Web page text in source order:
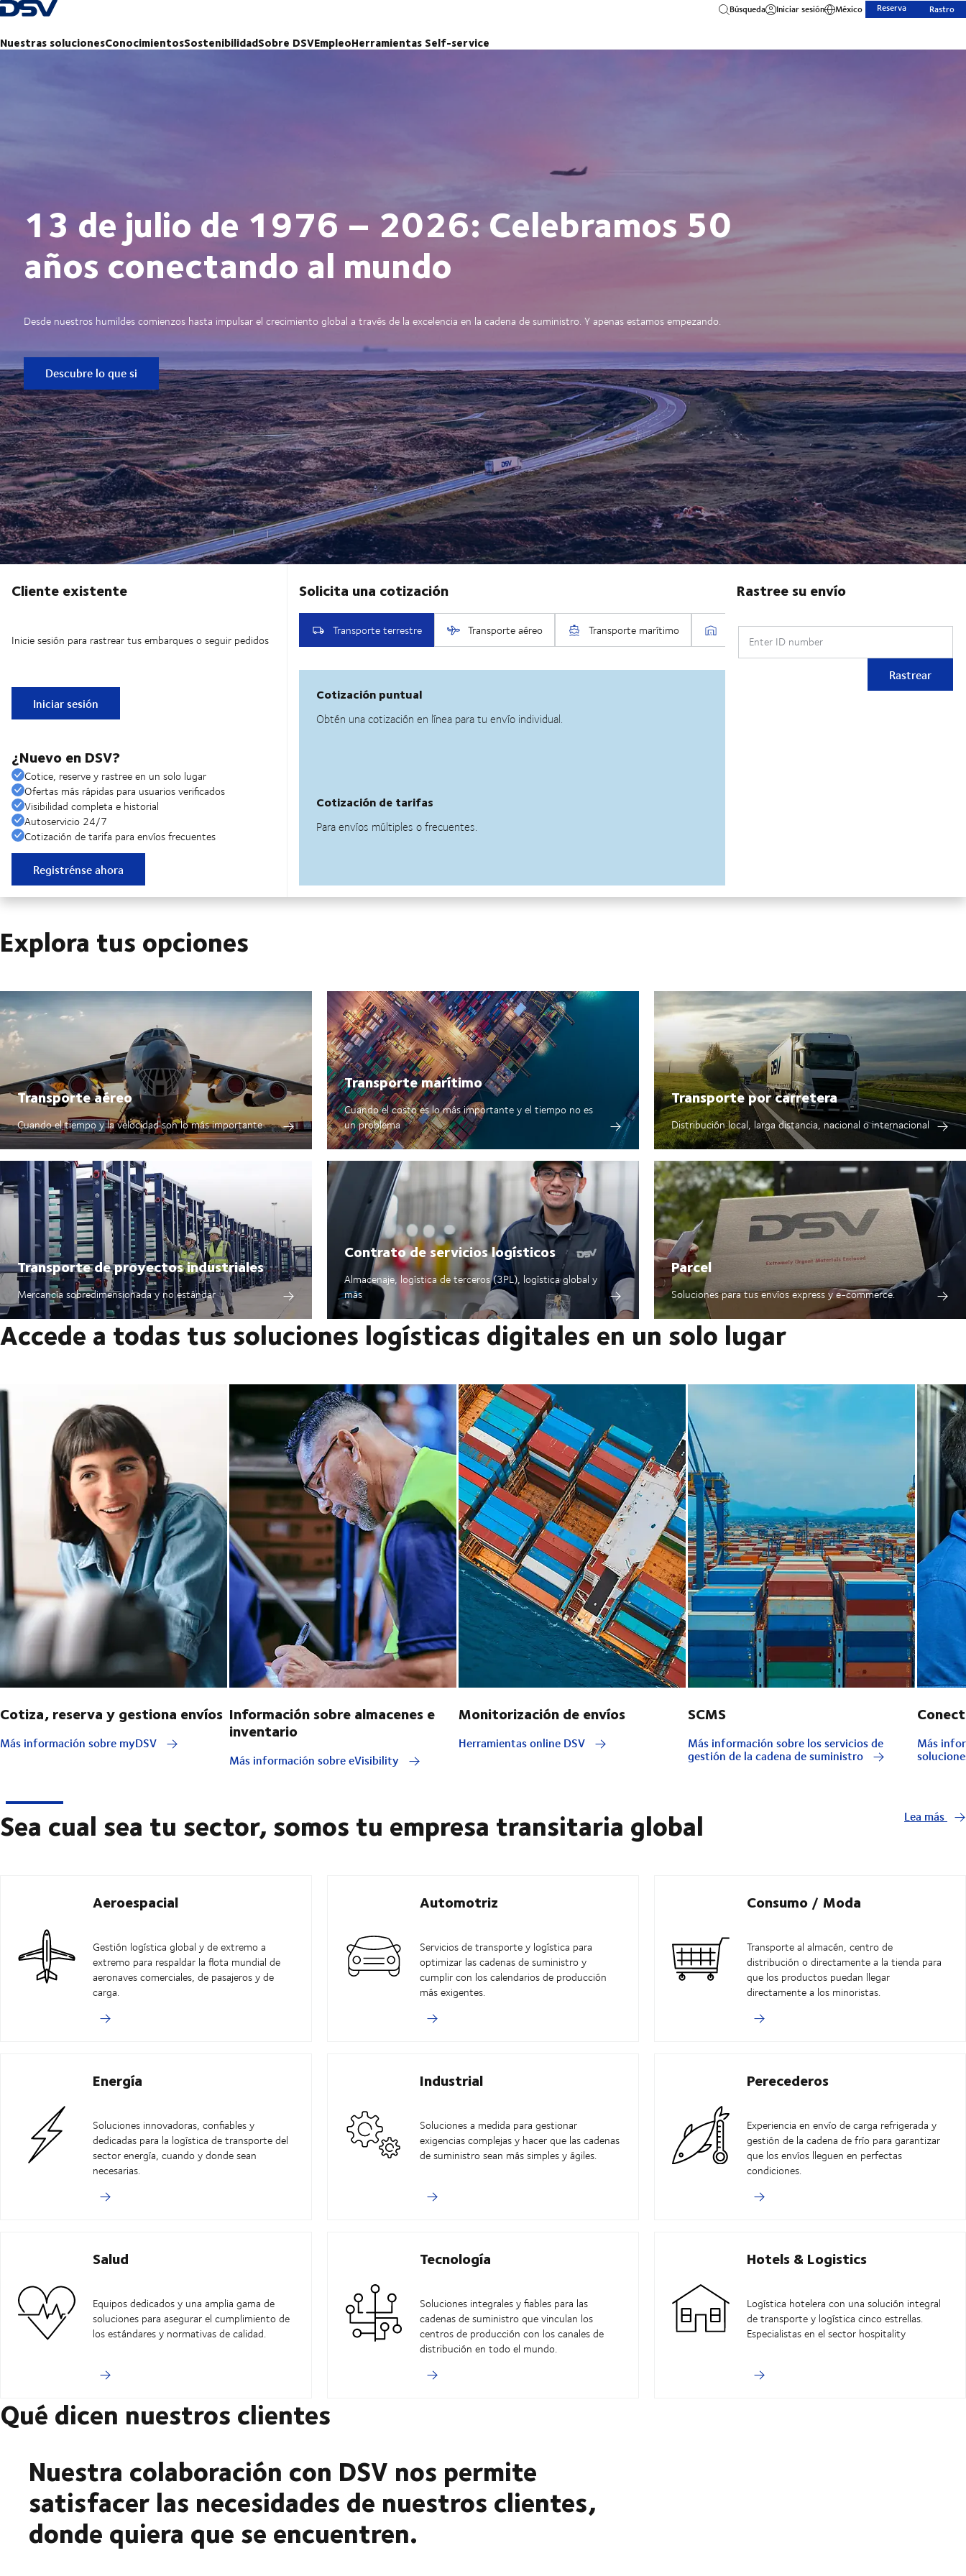
Volver a la página principal
Nuestras solucionesConocimientosSostenibilidadSobre DSVEmpleoHerramientas Self-service
Búsqueda Iniciar sesión México Reserva Rastro
13 de julio de 1976 – 2026: Celebramos 50
años conectando al mundo
Desde nuestros humildes comienzos hasta impulsar el crecimiento global a través de la excelencia en la cadena de suministro. Y apenas estamos empezando.
Descubre lo que si
Cliente existente
Inicie sesión para rastrear tus embarques o seguir pedidos
Iniciar sesión
¿Nuevo en DSV?
Cotice, reserve y rastree en un solo lugar
Ofertas más rápidas para usuarios verificados
Visibilidad completa e historial
Autoservicio 24/7
Cotización de tarifa para envíos frecuentes
Registrénse ahora
Rastree su envío
Enter ID number
Rastrear
Explora tus opciones
Transporte aéreo
Cuando el tiempo y la velocidad son lo más importante
Transporte marítimo
Cuando el costo es lo más importante y el tiempo no es
un problema
Transporte por carretera
Distribución local, larga distancia, nacional o internacional
Transporte de proyectos industriales
Mercancía sobredimensionada y no estándar
Contrato de servicios logísticos
Almacenaje, logística de terceros (3PL), logística global y
más
Parcel
Soluciones para tus envíos express y e-commerce.
Accede a todas tus soluciones logísticas digitales en un solo lugar
Cotiza, reserva y gestiona envíos
Más información sobre myDSV
Información sobre almacenes e
inventario
Más información sobre eVisibility
Monitorización de envíos
Herramientas online DSV
SCMS
Más información sobre los servicios de
gestión de la cadena de suministro
Más
Sea cual sea tu sector, somos tu empresa transitaria global Lea más
Aeroespacial
Gestión logística global y de extremo a
extremo para respaldar la flota mundial de
aeronaves comerciales, de pasajeros y de
carga.
Automotriz
Servicios de transporte y logística para
optimizar las cadenas de suministro y
cumplir con los calendarios de producción
más exigentes.
Consumo / Moda
Transporte al almacén, centro de
distribución o directamente a la tienda para
que los productos puedan llegar
directamente a los minoristas.
Energía
Soluciones innovadoras, confiables y
dedicadas para la logística de transporte del
sector energía, cuando y donde sean
necesarias.
Industrial
Soluciones a medida para gestionar
exigencias complejas y hacer que las cadenas
de suministro sean más simples y ágiles.
Perecederos
Experiencia en envío de carga refrigerada y
gestión de la cadena de frío para garantizar
que los envíos lleguen en perfectas
condiciones.
Salud
Equipos dedicados y una amplia gama de
soluciones para asegurar el cumplimiento de
los estándares y normativas de calidad.
Tecnología
Soluciones integrales y fiables para las
cadenas de suministro que vinculan los
centros de producción con los canales de
distribución en todo el mundo.
Hotels & Logistics
Logística hotelera con una solución integral
de transporte y logística cinco estrellas.
Especialistas en el sector hospitality
Qué dicen nuestros clientes
Nuestra colaboración con DSV nos permite
satisfacer las necesidades de nuestros clientes,
donde quiera que se encuentren.